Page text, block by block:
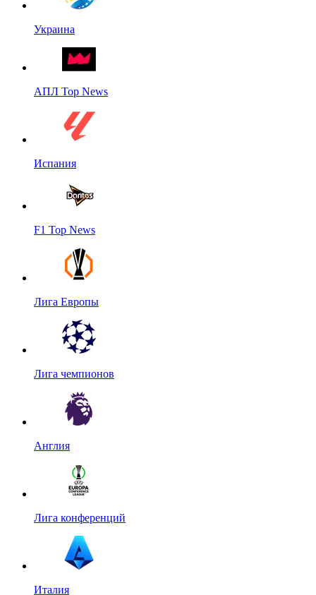
Украина
АПЛ Top News
Испания
F1 Top News
Лига Европы
Лига чемпионов
Англия
Лига конференций
Италия